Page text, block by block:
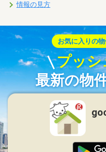
情報の見方
お気に入りの
プッシ
最新の物